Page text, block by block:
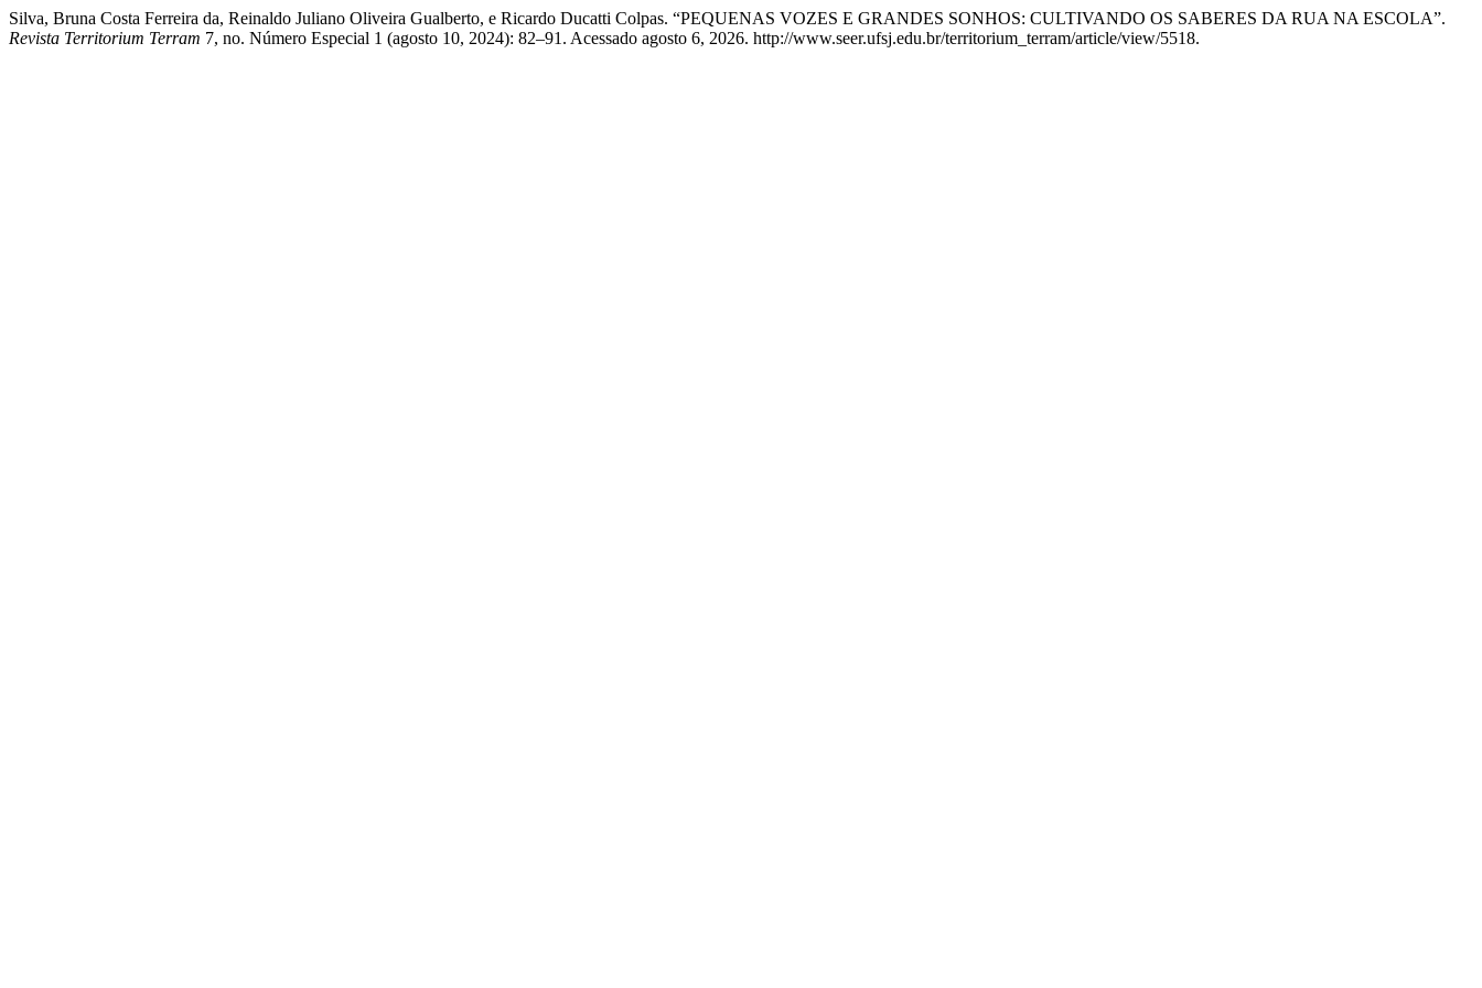
Silva, Bruna Costa Ferreira da, Reinaldo Juliano Oliveira Gualberto, e Ricardo Ducatti Colpas. “PEQUENAS VOZES E GRANDES SONHOS: CULTIVANDO OS SABERES DA RUA NA ESCOLA”.
Revista Territorium Terram 7, no. Número Especial 1 (agosto 10, 2024): 82–91. Acessado agosto 6, 2026. http://www.seer.ufsj.edu.br/territorium_terram/article/view/5518.